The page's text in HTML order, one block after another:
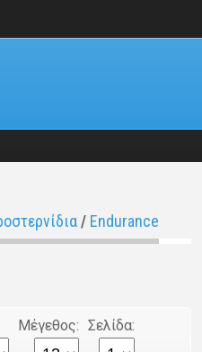
/ Endurance
Μέγεθος: Σελίδα: